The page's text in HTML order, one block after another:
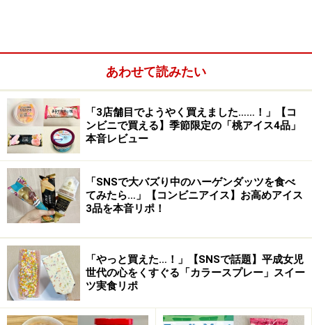
かな風味が楽しめます。
次ページでは、ローソンの夏季限定シリーズを紹介しま
す！
※記事内容は執筆時点のものです。最新の内容をご確認くださ
い。
※メニューや料金などのデータは、取材時または記事公開時点で
の内容です。
1/6 次のページへ
あわせて読みたい
「3店舗目でようやく買えました……！」【コ
ンビニで買える】季節限定の「桃アイス4品」
本音レビュー
「SNSで大バズり中のハーゲンダッツを食べ
てみたら…」【コンビニアイス】お高めアイス
3品を本音リポ！
「やっと買えた…！」【SNSで話題】平成女児
世代の心をくすぐる「カラースプレー」スイー
ツ実食リポ